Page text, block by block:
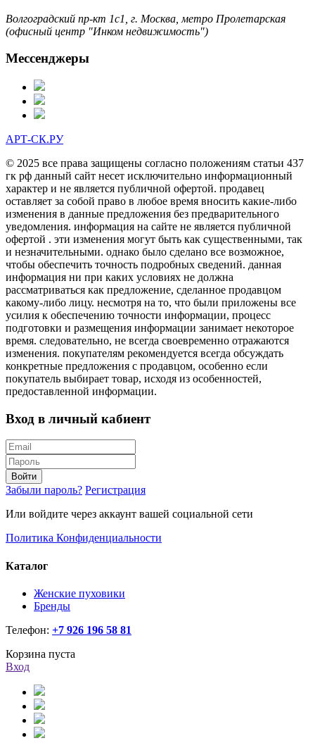
Волгоградский пр-кт 1с1, г. Москва, метро Пролетарская
(офисный центр "Инком недвижимость")
Мессенджеры
АРТ-СК.РУ
© 2025 все права защищены согласно положениям статьи 437
гк рф данный сайт несет исключительно информационный
характер и не является публичной офертой. продавец
оставляет за собой право в любое время вносить какие-либо
изменения в данные предложения без предварительного
уведомления. информация на сайте не является публичной
офертой . эти изменения могут быть как существенными, так
и незначительными. однако было сделано все возможное,
чтобы обеспечить точность подробных сведений. данная
информация ни при каких условиях не должна
рассматриваться как предложение, сделанное продавцом
какому-либо лицу. несмотря на то, что были приложены все
усилия к обеспечению точности информации, процесс
подготовки и размещения информации занимает некоторое
время. следовательно, не всегда своевременно отражаются
изменения. покупателям рекомендуется всегда обсуждать
конкретные предложения с продавцом, особенно если
покупатель выбирает товар, исходя из особенностей,
предоставленной информации.
Вход в личный кабиент
Войти
Забыли пароль? Регистрация
Или войдите через аккаунт вашей социальной сети
Политика Конфиденциальности
Каталог
Женские пуховики
Бренды
Телефон: +7 926 196 58 81
Корзина пуста
Вход